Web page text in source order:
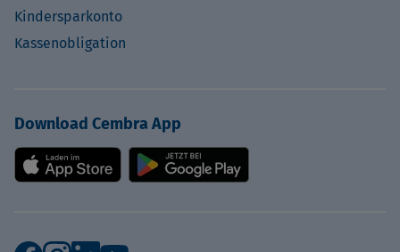
Kindersparkonto
Kassenobligation
Download Cembra App